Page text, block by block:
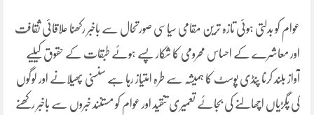
عوام کو بدلتی ہوئی تازہ ترین مقامی سیاسی صورتحال سے باخبر رکھنا علاقائی ثقافت
اور معاشرے کے احساس محرومی کا شکار پسے ہوئے طبقات کے حقوق کیلیے
آواز بلند کرنا پنڈی پوسٹ کا ہمیشہ سے طرہ امتیاز رہا ہے سنسنی پھیلانے اور لوگوں
کی پگڑیاں اچھالنے کی بجائے تعمیری تنقید اور عوام کو مستنند خبروں سے باخبر رکھنے